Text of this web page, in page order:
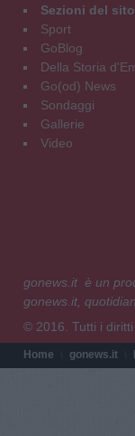
Sezioni del sito
Sport
GoBlog
Della Storia
Go(od) News
Sondaggi
Gallerie
Video
gonews.it è un
gonews.it,
© 2016. Tutti i diritti
Home gonews.it